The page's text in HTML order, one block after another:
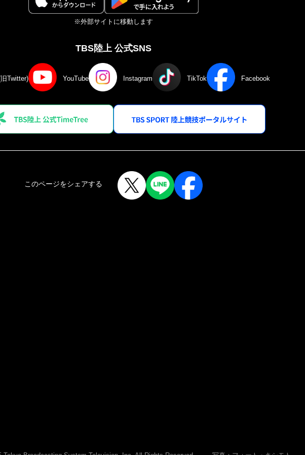
※外部サイトに移動します
TBS陸上 公式SNS
Twitter) YouTube Instagram TikTok Facebook
このページをシェアする